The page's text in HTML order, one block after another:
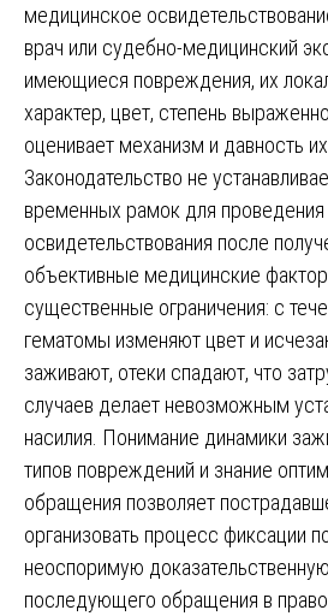
медицинское
врач или судебно-медицинский
имеющиеся повреждения, их
характер, цвет, степень
оценивает механизм и давность
Законодательство не
временных рамок для
освидетельствования после
объективные медицинские
существенные ограничения: с
гематомы изменяют цвет и
заживают, отеки спадают, что
случаев делает невозможным
насилия. Понимание динамики
типов повреждений и знание
обращения позволяет
организовать процесс фиксации
неоспоримую
последующего обращения в